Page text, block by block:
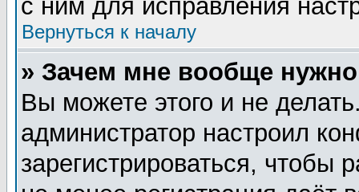
с ним для исправления
Вернуться к началу
» Зачем мне вообще нужно
Вы можете этого и не
администратор настроил
зарегистрироваться,